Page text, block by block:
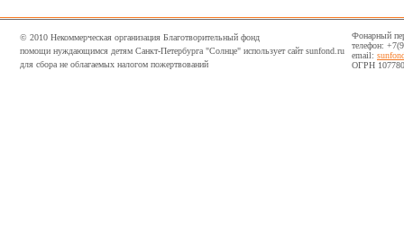
© 2010 Некоммерческая организация Благотворительный фонд
помощи нуждающимся детям Санкт-Петербурга "Солнце" использует сайт sunfond.ru
для сбора не облагаемых налогом пожертвований
Фонарный
телефон:
email:
ОГРН